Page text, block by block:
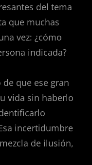
del tema
que muchas
vez: ¿cómo
indicada?
que ese gran
vida sin haberlo
incertidumbre
de ilusión,